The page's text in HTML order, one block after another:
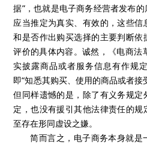
据”，也就是电子商务经营者发布
应当推定为真实、有效的，这些
和是否作出购买选择的主要判断
评价的具体内容。诚然，《电商法
实披露商品或者服务信息有作规
即“知悉其购买、使用的商品或者接
但同样遗憾的是，除了有义务规
定，也没有援引其他法律责任的
至存在形同虚设之嫌。
简而言之，电子商务本身就